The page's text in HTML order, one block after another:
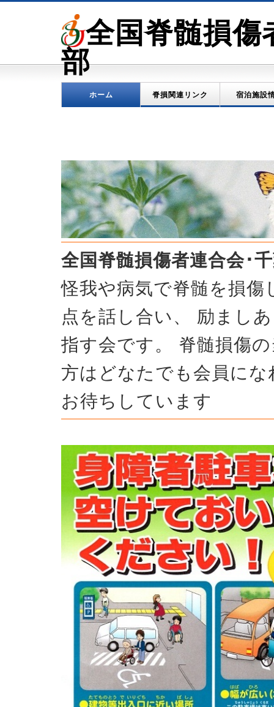
全国脊髄損
部
ホーム 脊損関連リンク 宿泊施設
全国脊髄損傷者連合会･
怪我や病気で脊髄を損
点を話し合い、 励まし
指す会です。 脊髄損傷
方はどなたでも会員に
お待ちしています